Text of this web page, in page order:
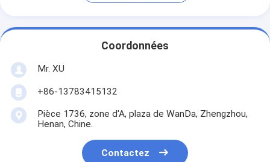
Coordonnées
Mr. XU
+86-13783415132
Pièce 1736, zone d'A, plaza de WanDa, Zhengzhou,
Henan, Chine.
Contactez